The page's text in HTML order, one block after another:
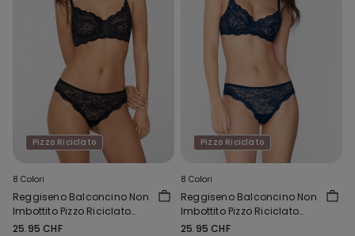
Pizzo Riciclato
8 Colori
Reggiseno Balconcino Non
Imbottito Pizzo Riciclato
Paris
25.95 CHF
Pizzo Riciclato
8 Colori
Reggiseno Balconcino Non
Imbottito Pizzo Riciclato
Paris
25.95 CHF